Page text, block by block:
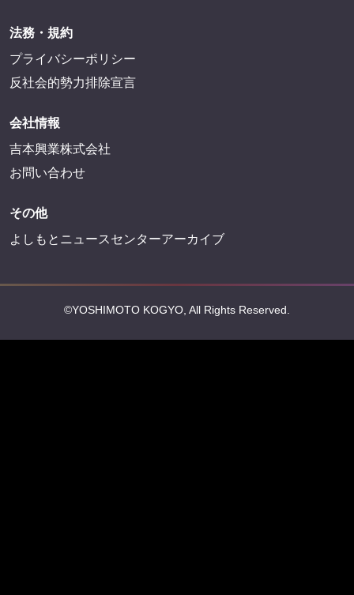
法務・規約
プライバシーポリシー
反社会的勢力排除宣言
会社情報
吉本興業株式会社
お問い合わせ
その他
よしもとニュースセンターアーカイブ
©YOSHIMOTO KOGYO, All Rights Reserved.